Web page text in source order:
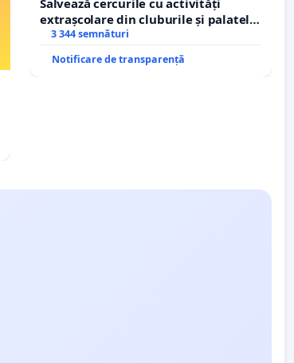
extrașcolare din cluburile și palatele
copiilor
3 344 semnături
Notificare de transparență